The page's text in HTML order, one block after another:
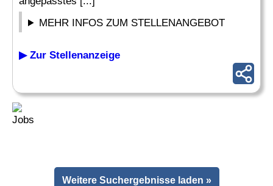
MEHR INFOS ZUM STELLENANGEBOT
▶ Zur Stellenanzeige
Weitere Suchergebnisse laden »